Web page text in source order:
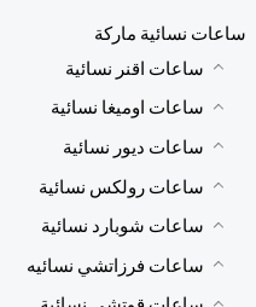
ساعات نسائية ماركة
ساعات اقنر نسائية
ساعات اوميغا نسائية
ساعات ديور نسائية
ساعات رولكس نسائية
ساعات شوبارد نسائية
ساعات فرزاتشي نسائيه